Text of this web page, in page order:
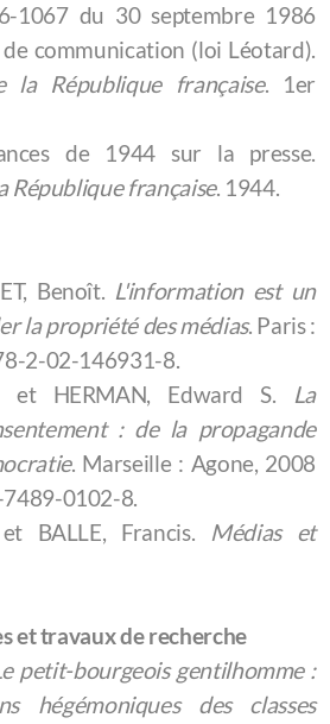
1067 du 30 septembre 1986
communication (loi Léotard).
la République française. 1er
de 1944 sur la presse.
République française. 1944.
Benoît. L'information est un
la propriété des médias. Paris :
2-02-146931-8.
et HERMAN, Edward S. La
: de la propagande
. Marseille : Agone, 2008
0102-8.
BALLE, Francis. Médias et
et travaux de recherche
petit-bourgeois gentilhomme :
hégémoniques des classes